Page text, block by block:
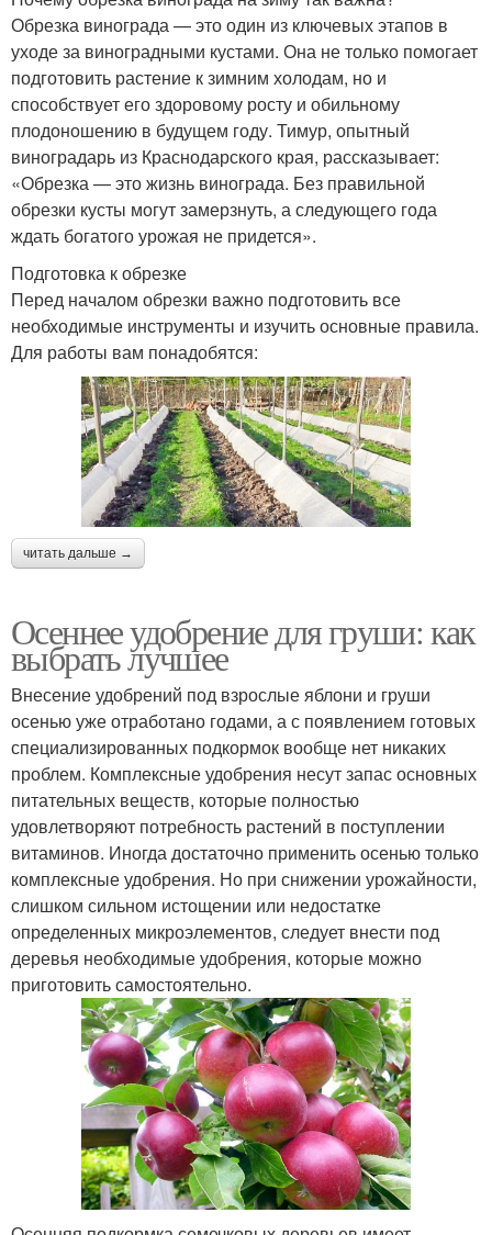
Обрезка винограда — это один из ключевых этапов в
уходе за виноградными кустами. Она не только помогает
подготовить растение к зимним холодам, но и
способствует его здоровому росту и обильному
плодоношению в будущем году. Тимур, опытный
виноградарь из Краснодарского края, рассказывает:
«Обрезка — это жизнь винограда. Без правильной
обрезки кусты могут замерзнуть, а следующего года
ждать богатого урожая не придется».
Подготовка к обрезке
Перед началом обрезки важно подготовить все
необходимые инструменты и изучить основные правила.
Для работы вам понадобятся:
читать дальше →
Осеннее удобрение для груши: как
выбрать лучшее
Внесение удобрений под взрослые яблони и груши
осенью уже отработано годами, а с появлением готовых
специализированных подкормок вообще нет никаких
проблем. Комплексные удобрения несут запас основных
питательных веществ, которые полностью
удовлетворяют потребность растений в поступлении
витаминов. Иногда достаточно применить осенью только
комплексные удобрения. Но при снижении урожайности,
слишком сильном истощении или недостатке
определенных микроэлементов, следует внести под
деревья необходимые удобрения, которые можно
приготовить самостоятельно.